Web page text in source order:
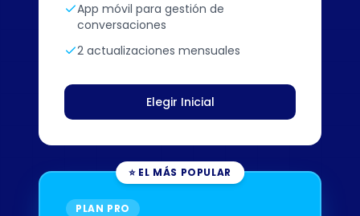
App móvil para gestión de
conversaciones
2 actualizaciones mensuales
Elegir Inicial
⭐ EL MÁS POPULAR
PLAN PRO